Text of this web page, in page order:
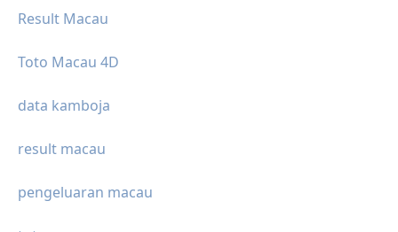
Result Macau
Toto Macau 4D
data kamboja
result macau
pengeluaran macau